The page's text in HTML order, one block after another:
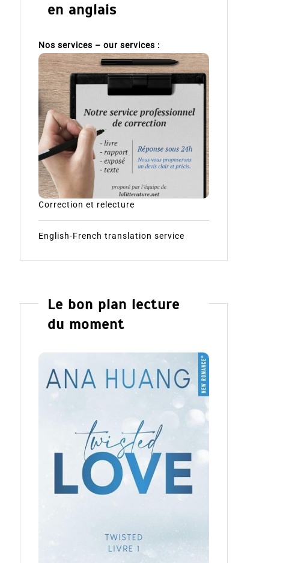
en anglais
Nos services – our services :
Correction et relecture
English-French translation service
Le bon plan lecture
du moment